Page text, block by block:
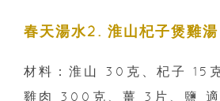
春天湯水2. 淮山杞子煲雞湯
材料：淮山 30克、杞子 15
雞肉 300克、薑 3片、鹽 適